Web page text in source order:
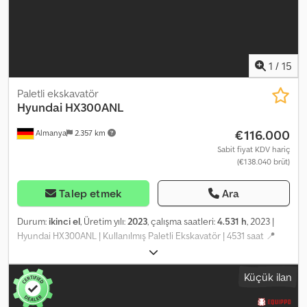
1 / 15
Almanya 2.357 km
Paletli ekskavatör
Hyundai HX300ANL
€116.000
Sabit fiyat KDV hariç
(€138.040 brüt)
Talep etmek Ara
Durum: ikinci el, Üretim yılı:2023, çalışma saatleri:4.531 h, 2023 |
Hyundai HX300ANL | Kullanılmış Paletli Ekskavatör | 4531 saat 📍
Konum: Almanya 🚛 İstediğiniz yere teslimat mevcuttur – Nakliye
maliyetini tahmin etmek için nakliye hesaplama aracımızı kullanın!
💰 Şimdi 116.000 Euro'ya satın alın veya bir teklif verin. Uygun bir
ücret karşılığında teslimatta ödeme seçeneği mevcuttur (onaya
Küçük ilan